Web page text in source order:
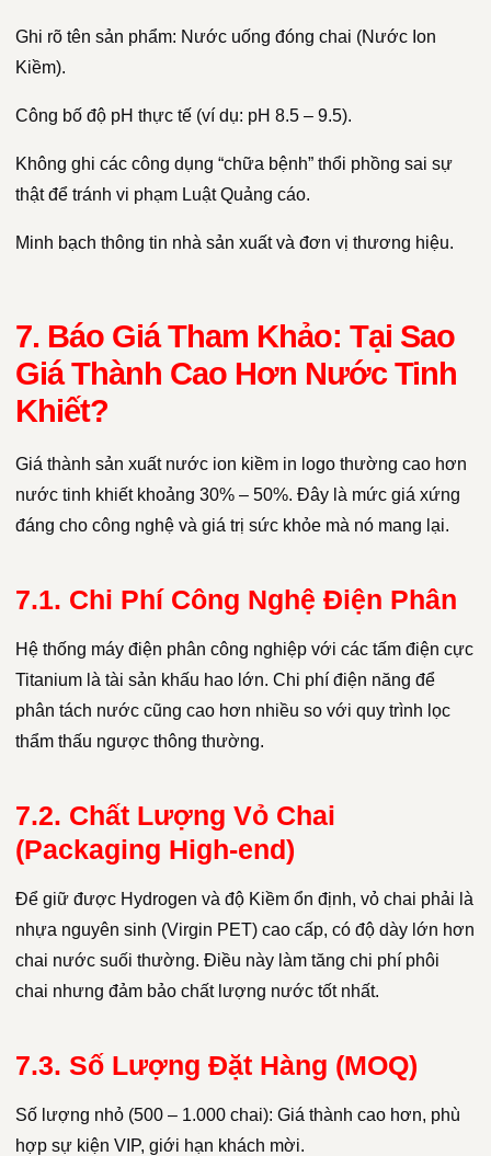
Ghi rõ tên sản phẩm: Nước uống đóng chai (Nước Ion
Kiềm).
Công bố độ pH thực tế (ví dụ: pH 8.5 – 9.5).
Không ghi các công dụng “chữa bệnh” thổi phồng sai sự
thật để tránh vi phạm Luật Quảng cáo.
Minh bạch thông tin nhà sản xuất và đơn vị thương hiệu.
7. Báo Giá Tham Khảo: Tại Sao
Giá Thành Cao Hơn Nước Tinh
Khiết?
Giá thành sản xuất nước ion kiềm in logo thường cao hơn
nước tinh khiết khoảng 30% – 50%. Đây là mức giá xứng
đáng cho công nghệ và giá trị sức khỏe mà nó mang lại.
7.1. Chi Phí Công Nghệ Điện Phân
Hệ thống máy điện phân công nghiệp với các tấm điện cực
Titanium là tài sản khấu hao lớn. Chi phí điện năng để
phân tách nước cũng cao hơn nhiều so với quy trình lọc
thẩm thấu ngược thông thường.
7.2. Chất Lượng Vỏ Chai
(Packaging High-end)
Để giữ được Hydrogen và độ Kiềm ổn định, vỏ chai phải là
nhựa nguyên sinh (Virgin PET) cao cấp, có độ dày lớn hơn
chai nước suối thường. Điều này làm tăng chi phí phôi
chai nhưng đảm bảo chất lượng nước tốt nhất.
7.3. Số Lượng Đặt Hàng (MOQ)
Số lượng nhỏ (500 – 1.000 chai): Giá thành cao hơn, phù
hợp sự kiện VIP, giới hạn khách mời.